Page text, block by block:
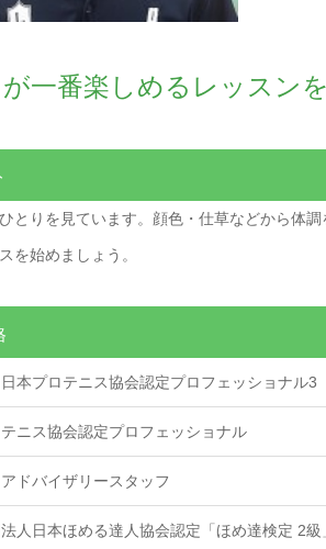
一番楽しめるレッスン
とりを見ています。顔色・仕草などから体
を始めましょう。
日本プロテニス協会認定プロフェッショナル3
ニス協会認定プロフェッショナル
ドバイザリースタッフ
人日本ほめる達人協会認定「ほめ達検定 2級